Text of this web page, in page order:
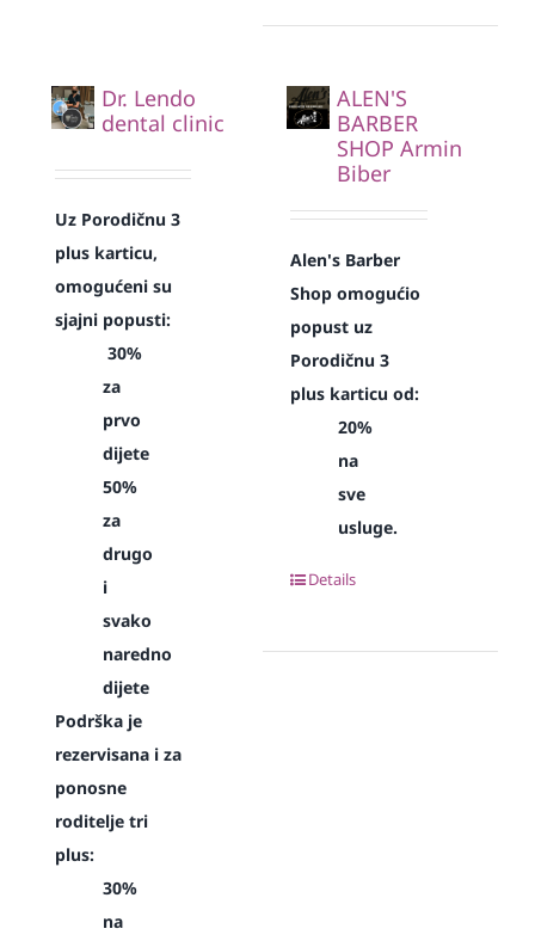
Dr. Lendo
dental clinic
Uz Porodičnu 3
plus karticu,
omogućeni su
sjajni popusti:
30%
za
prvo
dijete
50%
za
drugo
i
svako
naredno
dijete
Podrška je
rezervisana i za
ponosne
roditelje tri
plus:
30%
na
ALEN'S
BARBER
SHOP Armin
Biber
Alen's Barber
Shop omogućio
popust uz
Porodičnu 3
plus karticu od:
20%
na
sve
usluge.
Details